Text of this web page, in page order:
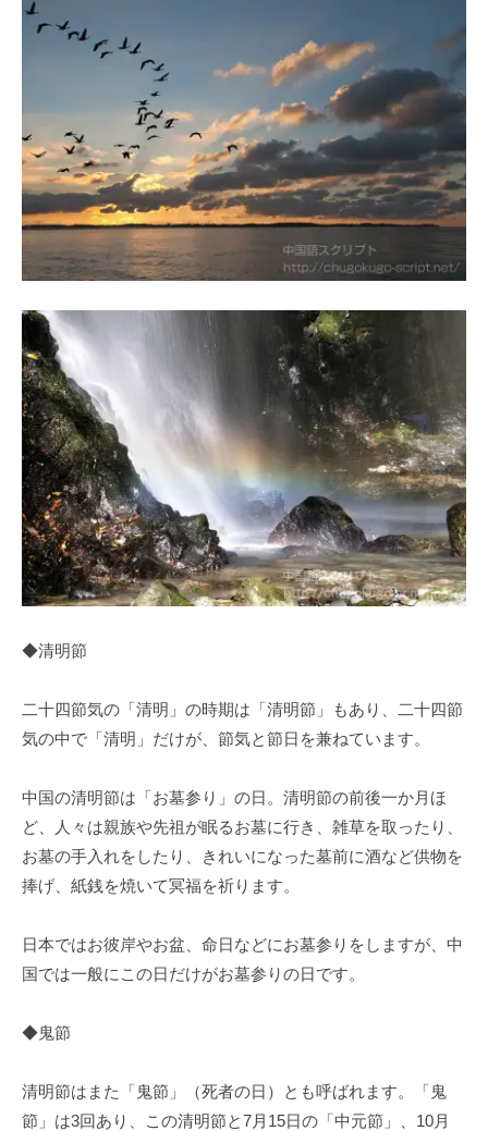
◆清明節
二十四節気の「清明」の時期は「清明節」もあり、二十四節
気の中で「清明」だけが、節気と節日を兼ねています。
中国の清明節は「お墓参り」の日。清明節の前後一か月ほ
ど、人々は親族や先祖が眠るお墓に行き、雑草を取ったり、
お墓の手入れをしたり、きれいになった墓前に酒など供物を
捧げ、紙銭を焼いて冥福を祈ります。
日本ではお彼岸やお盆、命日などにお墓参りをしますが、中
国では一般にこの日だけがお墓参りの日です。
◆鬼節
清明節はまた「鬼節」（死者の日）とも呼ばれます。「鬼
節」は3回あり、この清明節と7月15日の「中元節」、10月